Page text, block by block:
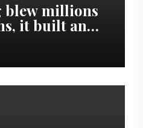
millions
it built an
|